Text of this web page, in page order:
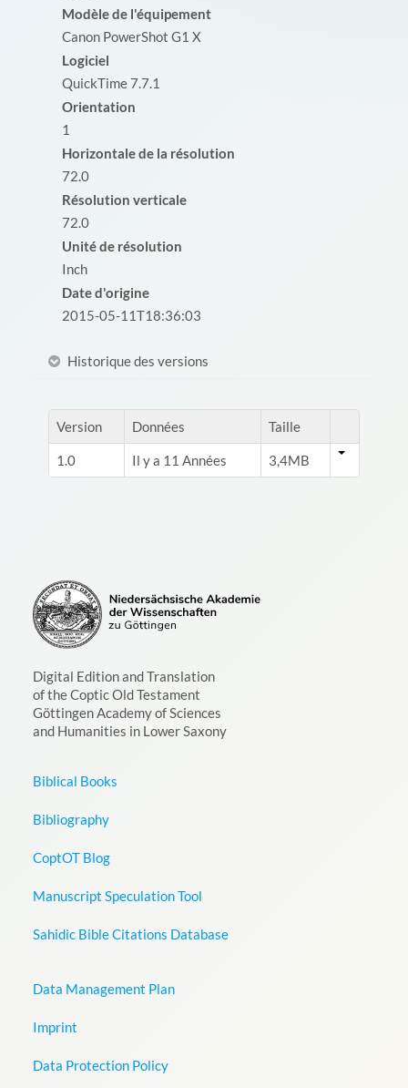
Modèle de l'équipement
Canon PowerShot G1 X
Logiciel
QuickTime 7.7.1
Orientation
1
Horizontale de la résolution
72.0
Résolution verticale
72.0
Unité de résolution
Inch
Date d'origine
2015-05-11T18:36:03
Historique des versions
Version Données Taille
1.0 Il y a 11 Années 3,4MB
Digital Edition and Translation
of the Coptic Old Testament
Göttingen Academy of Sciences
and Humanities in Lower Saxony
Biblical Books
Bibliography
CoptOT Blog
Manuscript Speculation Tool
Sahidic Bible Citations Database
Data Management Plan
Imprint
Data Protection Policy